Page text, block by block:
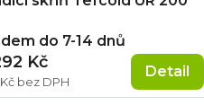
do 7-14 dnů
Kč bez DPH
Kč Detail